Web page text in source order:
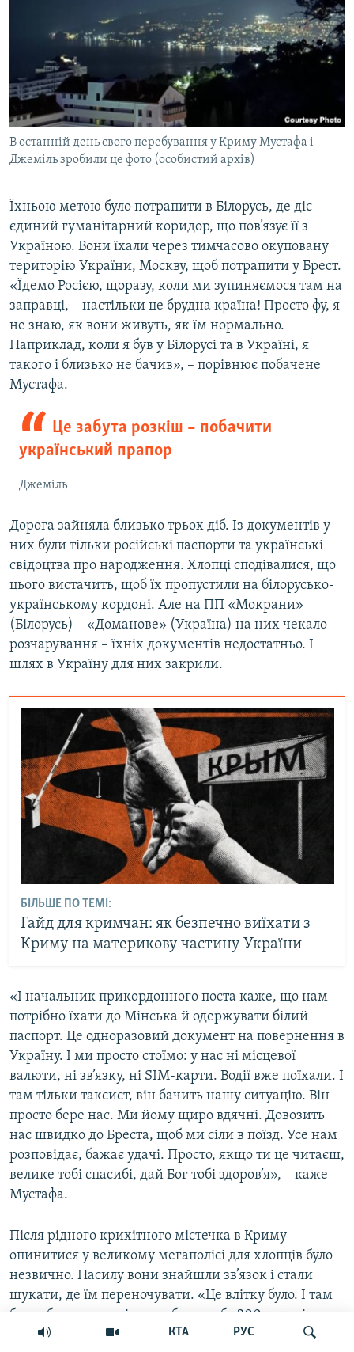
КТА РУС
В останній день свого перебування у Криму Мустафа і
Джеміль зробили це фото (особистий архів)
Їхньою метою було потрапити в Білорусь, де діє
єдиний гуманітарний коридор, що пов’язує її з
Україною. Вони їхали через тимчасово окуповану
територію України, Москву, щоб потрапити у Брест.
«Їдемо Росією, щоразу, коли ми зупиняємося там на
заправці, – настільки це брудна країна! Просто фу, я
не знаю, як вони живуть, як їм нормально.
Наприклад, коли я був у Білорусі та в Україні, я
такого і близько не бачив», – порівнює побачене
Мустафа.
Це забута розкіш – побачити
український прапор
Джеміль
Дорога зайняла близько трьох діб. Із документів у
них були тільки російські паспорти та українські
свідоцтва про народження. Хлопці сподівалися, що
цього вистачить, щоб їх пропустили на білорусько-
українському кордоні. Але на ПП «Мокрани»
(Білорусь) – «Доманове» (Україна) на них чекало
розчарування – їхніх документів недостатньо. І
шлях в Україну для них закрили.
БІЛЬШЕ ПО ТЕМІ:
Гайд для кримчан: як безпечно виїхати з
Криму на материкову частину України
«І начальник прикордонного поста каже, що нам
потрібно їхати до Мінська й одержувати білий
паспорт. Це одноразовий документ на повернення в
Україну. І ми просто стоїмо: у нас ні місцевої
валюти, ні зв’язку, ні SIM-карти. Водії вже поїхали. І
там тільки таксист, він бачить нашу ситуацію. Він
просто бере нас. Ми йому щиро вдячні. Довозить
нас швидко до Бреста, щоб ми сіли в поїзд. Усе нам
розповідає, бажає удачі. Просто, якщо ти це читаєш,
велике тобі спасибі, дай Бог тобі здоров’я», – каже
Мустафа.
Після рідного крихітного містечка в Криму
опинитися у великому мегаполісі для хлопців було
незвично. Насилу вони знайшли зв’язок і стали
шукати, де їм переночувати. «Це влітку було. І там
було або «немає місць», або за добу 200 доларів,
150. А у нас всього 1000 доларів на двох», – згадує